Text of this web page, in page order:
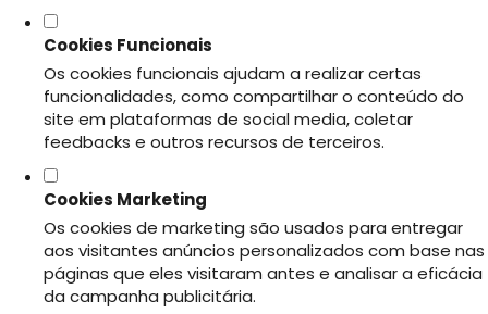
Cookies Funcionais
Os cookies funcionais ajudam a realizar certas
funcionalidades, como compartilhar o conteúdo do
site em plataformas de social media, coletar
feedbacks e outros recursos de terceiros.
Cookies Marketing
Os cookies de marketing são usados para entregar
aos visitantes anúncios personalizados com base nas
páginas que eles visitaram antes e analisar a eficácia
da campanha publicitária.